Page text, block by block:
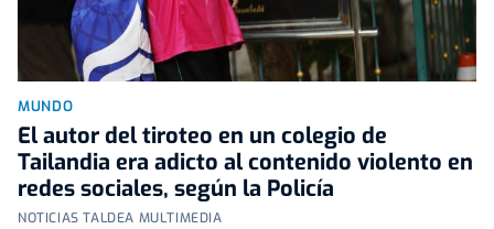
MUNDO
El autor del tiroteo en un colegio de
Tailandia era adicto al contenido violento en
redes sociales, según la Policía
NOTICIAS TALDEA MULTIMEDIA